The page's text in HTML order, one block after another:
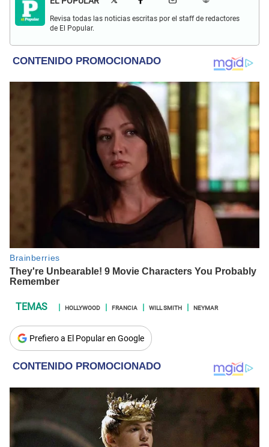
Revisa todas las noticias escritas por el staff de redactores
de El Popular.
HOLLYWOOD FRANCIA WILL SMITH NEYMAR
Prefiero a El Popular en Google